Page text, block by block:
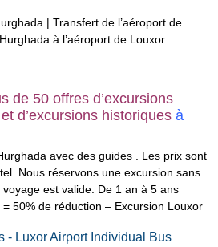
| Transfert de l’aéroport de
à l’aéroport de Louxor.
de 50 offres d’excursions
d’excursions historiques à
avec des guides . Les prix sont
Nous réservons une excursion sans
voyage est valide. De 1 an à 5 ans
50% de réduction – Excursion Louxor